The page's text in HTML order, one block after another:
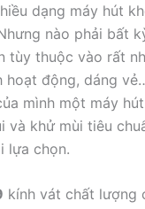
dạng máy hút
nào phải bất
thuộc vào rất
động, dáng
mình một máy
và khử mùi tiêu
lựa chọn.
kính vát chất lượng